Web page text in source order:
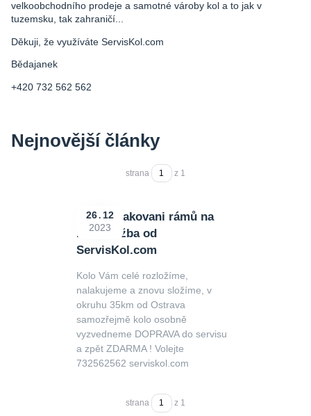
velkoobchodního prodeje a samotné vároby kol a to jak v
tuzemsku, tak zahraničí...
Děkuji, že využíváte ServisKol.com
Bědajanek
+420 732 562 562
Nejnovější články
strana z 1
Nástřik lakovani rámů na
kolo služba od
ServisKol.com
26
12
2023
Kolo Vám celé rozložíme,
nalakujeme a znovu složíme, v
okruhu 35km od Ostrava
samozřejmě kolo osobně
vyzvedneme DOPRAVA do servisu
a zpět ZDARMA ! Volejte
732562562 serviskol.com
strana z 1